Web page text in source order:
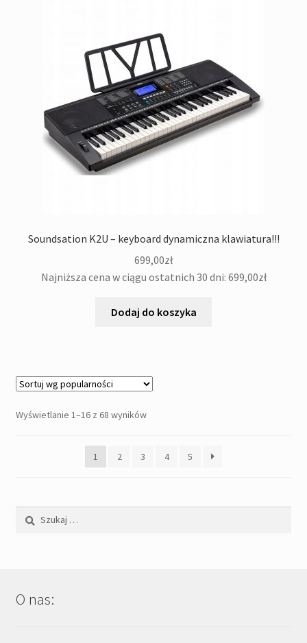
Soundsation K2U – keyboard dynamiczna klawiatura!!!
699,00zł
Najniższa cena w ciągu ostatnich 30 dni: 699,00zł
Dodaj do koszyka
Wyświetlanie 1–16 z 68 wynikówPosortowane
1
2 3 4 5
Szukaj:
O nas: